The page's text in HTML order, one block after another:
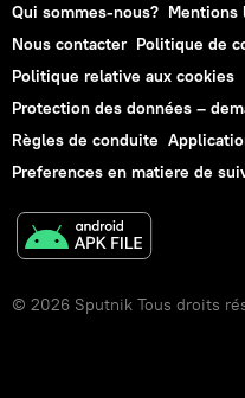
Qui sommes-nous? Mentions
Nous contacter Politique de
Politique relative aux cookies
Protection des données –
Règles de conduite
Preferences en matiere de
© 2026 Sputnik Tous droits